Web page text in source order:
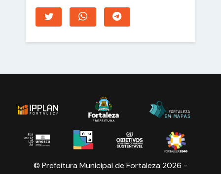
© Prefeitura Municipal de Fortaleza 2026 -